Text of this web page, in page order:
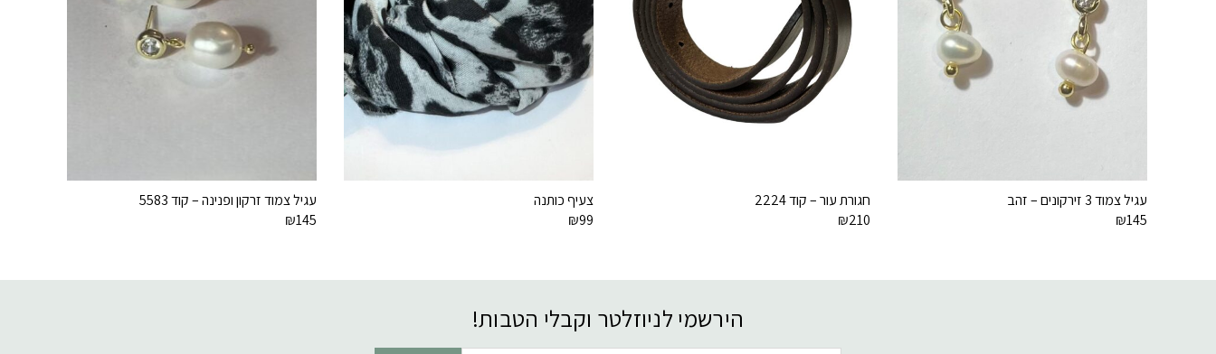
עגיל צמוד 3 זירקונים – זהב
₪145
חגורת עור – קוד 2224
₪210
צעיף כותנה
₪99
עגיל צמוד זרקון ופנינה – קוד 5583
₪145
הירשמי לניוזלטר וקבלי הטבות!